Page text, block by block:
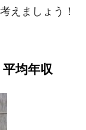
えましょう！
均年収